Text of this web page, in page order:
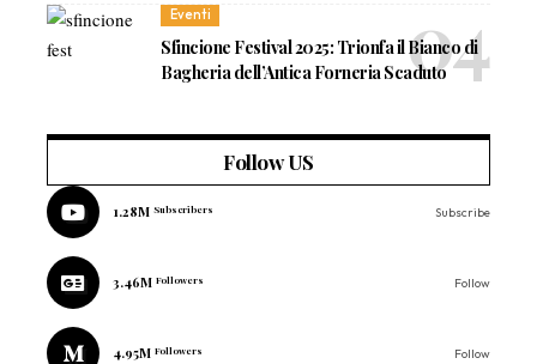
Eventi
Sfincione Festival 2025: Trionfa il Bianco di
Bagheria dell’Antica Forneria Scaduto
Follow US
1.28M Subscribers Subscribe
3.46M Followers Follow
4.95M Followers Follow